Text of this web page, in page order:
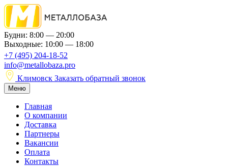
Будни: 8:00 — 20:00
Выходные: 10:00 — 18:00
+7 (495) 204-18-52
info@metallobaza.pro
Климовск Заказать обратный звонок
Меню
Главная
О компании
Доставка
Партнеры
Вакансии
Оплата
Контакты